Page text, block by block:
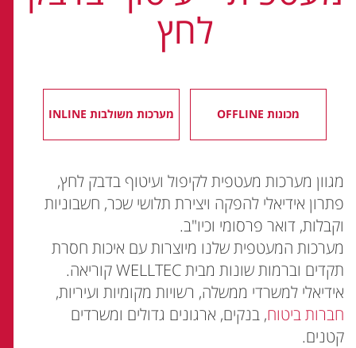
לחץ
מכונות OFFLINE מערכות משולבות INLINE
מגוון מערכות מעטפית לקיפול ועיטוף בדבק לחץ,
פתרון אידיאלי להפקה ויצירת תלושי שכר, חשבוניות
וקבלות, דואר פרסומי וכיו"ב.
מערכות המעטפית שלנו מיוצרות עם איכות חסרת
תקדים וברמות שונות מבית WELLTEC קוריאה.
אידיאלי למשרדי ממשלה, רשויות מקומיות ועיריות,
חברות ביטוח, בנקים, ארגונים גדולים ומשרדים
קטנים.